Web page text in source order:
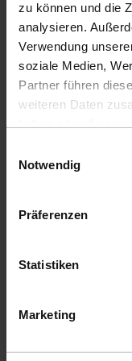
zu können und die
analysieren.
Verwendung
soziale Medien,
Partner führen
weiteren Daten
Einstellungen zu
Notwendig
Präferenzen
Statistiken
Marketing
Nos